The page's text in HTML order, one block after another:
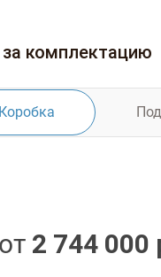
комплектацию
Коробка
от 2 744 000